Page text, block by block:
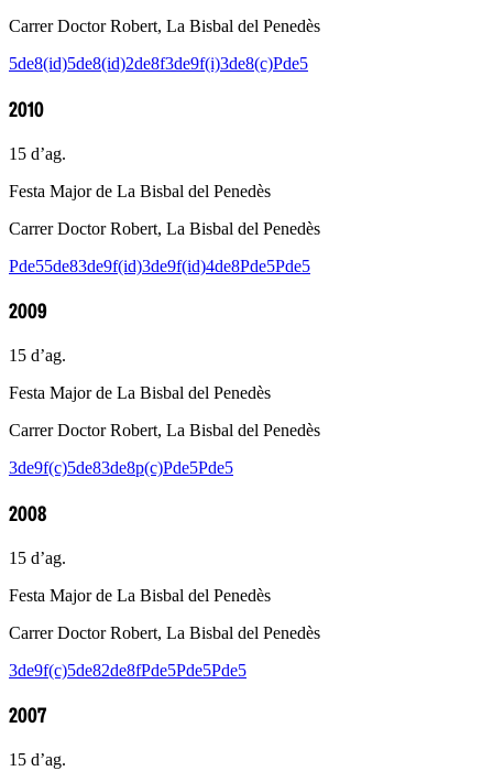
Carrer Doctor Robert, La Bisbal del Penedès
5de8(id)5de8(id)2de8f3de9f(i)3de8(c)Pde5
2010
15 d’ag.
Festa Major de La Bisbal del Penedès
Carrer Doctor Robert, La Bisbal del Penedès
Pde55de83de9f(id)3de9f(id)4de8Pde5Pde5
2009
15 d’ag.
Festa Major de La Bisbal del Penedès
Carrer Doctor Robert, La Bisbal del Penedès
3de9f(c)5de83de8p(c)Pde5Pde5
2008
15 d’ag.
Festa Major de La Bisbal del Penedès
Carrer Doctor Robert, La Bisbal del Penedès
3de9f(c)5de82de8fPde5Pde5Pde5
2007
15 d’ag.